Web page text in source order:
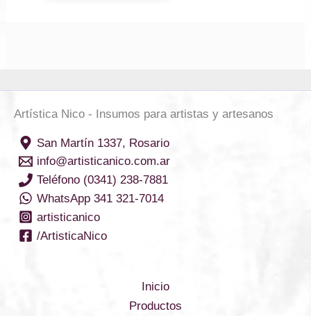
Artística Nico - Insumos para artistas y artesanos
San Martín 1337, Rosario
info@artisticanico.com.ar
Teléfono (0341) 238-7881
WhatsApp 341 321-7014
artisticanico
/ArtisticaNico
Inicio
Productos